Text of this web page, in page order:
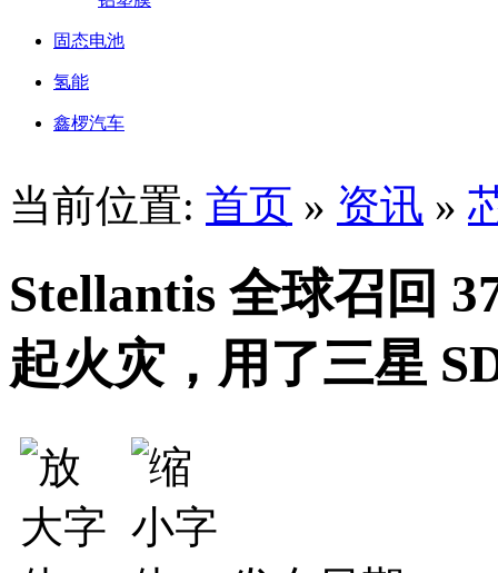
固态电池
氢能
鑫椤汽车
当前位置: 首页 » 资讯 »
Stellantis 全球召回
起火灾，用了三星